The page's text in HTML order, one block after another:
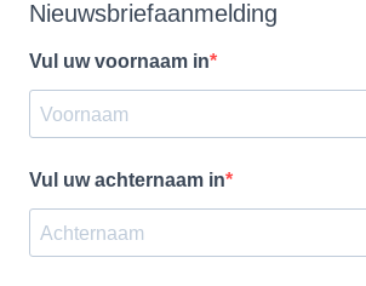
Nieuwsbriefaanmelding
Vul uw voornaam in
Vul uw achternaam in